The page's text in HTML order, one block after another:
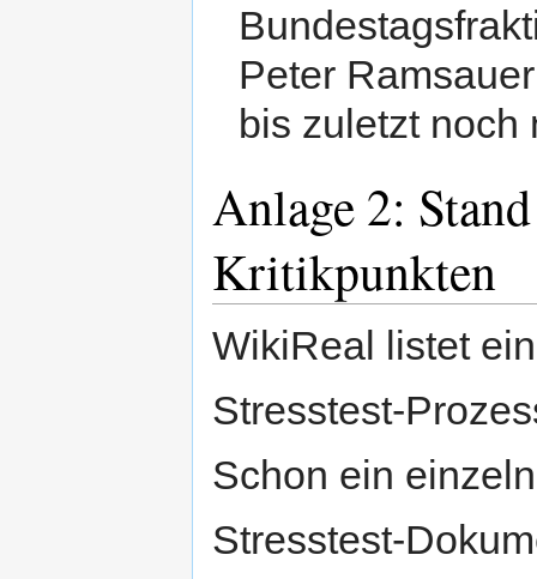
Peter
bis zuletzt noch
Anlage 2:
Kritikpunkten
WikiReal listet
Stresstest-
Schon ein
Stresstest-